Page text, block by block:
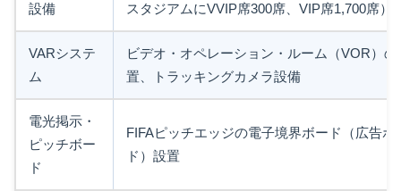
設備
スタジアムにVVIP席300席、VIP席1,700席）
VARシステ
ム
ビデオ・オペレーション・ルーム（VOR）の
置、トラッキングカメラ設備
電光掲示・
ピッチボー
ド
FIFAピッチエッジの電子境界ボード（広告ボ
ド）設置